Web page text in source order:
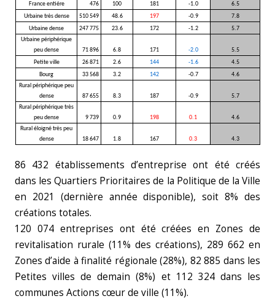
France entiére
476
100 181 -1.0
6.5
Urbaine très dense
510 549 48.6 197 -0.9
7.8
Urbaine dense
247 775 23.6 172 -1.2
5.7
Urbaine périphérique
peu dense
71 896 6.8 171 -2.0
5.5
Petite ville
26 871 2.6 144 -1.6
4.5
Bourg
33 568 3.2 142 -0.7
4.6
Rural périphérique peu
dense
87 655 8.3 187 -0.9
5.7
Rural périphérique très
peu dense
9 739 0.9 198 0.1
4.6
Rural éloigné très peu
dense
18 647 1.8 167 0.3 4.3
86 432 établissements d’entreprise ont été créés
dans les Quartiers Prioritaires de la Politique de la Ville
en 2021 (dernière année disponible), soit 8% des
créations totales.
120 074 entreprises ont été créées en Zones de
revitalisation rurale (11% des créations), 289 662 en
Zones d’aide à finalité régionale (28%), 82 885 dans les
Petites villes de demain (8%) et 112 324 dans les
communes Actions cœur de ville (11%).